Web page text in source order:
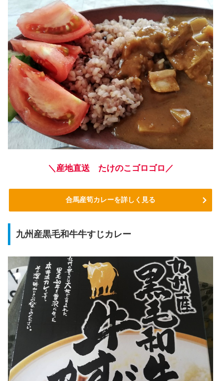
＼産地直送 たけのこゴロゴロ／
合馬産筍カレーを詳しく見る
九州産黒毛和牛牛すじカレー